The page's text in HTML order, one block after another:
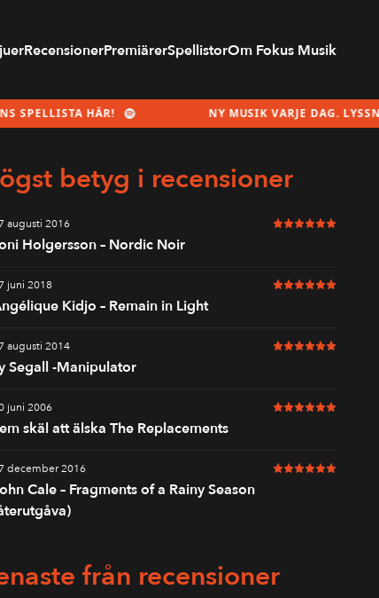
RecensionerPremiärerSpellistorOm Fokus Musik
HÄR! NY MUSIK VARJE DAG. LYSSNA PÅ
betyg i recensioner
augusti 2016 6 av 6 i betyg
Holgersson – Nordic Noir
juni 2018 6 av 6 i betyg
Kidjo – Remain in Light
augusti 2014 6 av 6 i betyg
Segall -Manipulator
juni 2006 6 av 6 i betyg
skäl att älska The Replacements
december 2016 6 av 6 i betyg
Cale – Fragments of a Rainy Season
från recensioner